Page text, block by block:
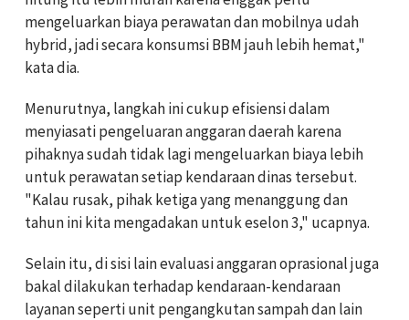
mengeluarkan biaya perawatan dan mobilnya udah
hybrid, jadi secara konsumsi BBM jauh lebih hemat,"
kata dia.
Menurutnya, langkah ini cukup efisiensi dalam
menyiasati pengeluaran anggaran daerah karena
pihaknya sudah tidak lagi mengeluarkan biaya lebih
untuk perawatan setiap kendaraan dinas tersebut.
"Kalau rusak, pihak ketiga yang menanggung dan
tahun ini kita mengadakan untuk eselon 3," ucapnya.
Selain itu, di sisi lain evaluasi anggaran oprasional juga
bakal dilakukan terhadap kendaraan-kendaraan
layanan seperti unit pengangkutan sampah dan lain